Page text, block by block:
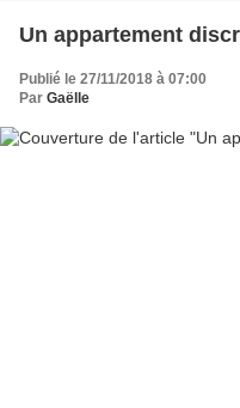
Un appartement
Publié le 27/11/2018 à 07:00
Par Gaëlle